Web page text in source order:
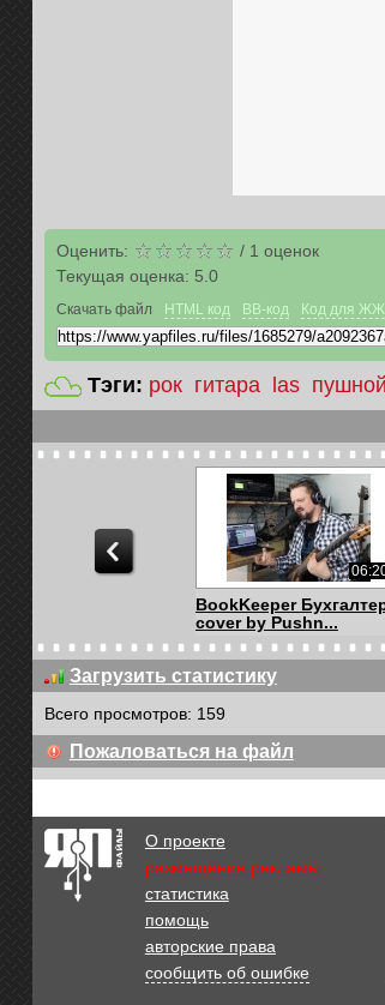
Оценить: / 1 оценок
Текущая оценка: 5.0
Скачать файл HTML код BB-код Код для ЖЖ
Тэги: рок гитара las пушной
BookKeeper
cover by Pushn...
Моя любовь была
Ваня Воробей -
президенту СШ...
Загрузить статистику
Всего просмотров: 159
Пожаловаться на файл
О проекте
размещение рекламы
статистика
помощь
авторские права
сообщить об ошибке